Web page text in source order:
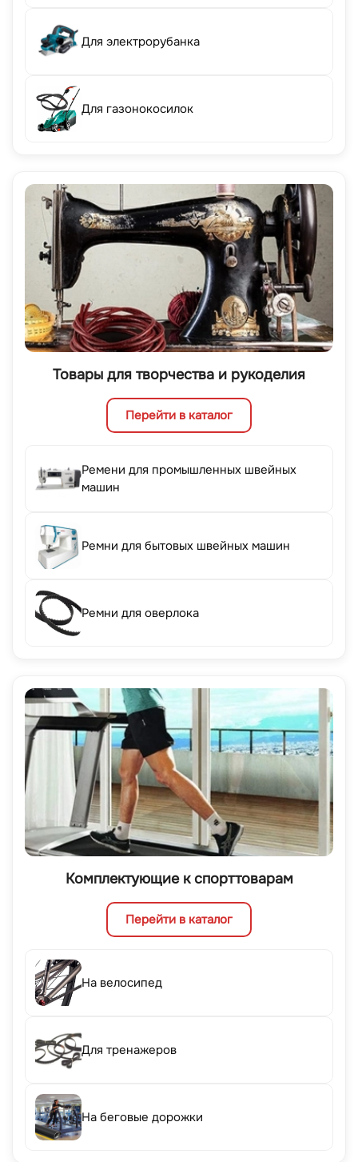
Для электрорубанка
Для газонокосилок
Товары для творчества и рукоделия
Перейти в каталог
Ремени для промышленных швейных
машин
Ремни для бытовых швейных машин
Ремни для оверлока
Комплектующие к спорттоварам
Перейти в каталог
На велосипед
Для тренажеров
На беговые дорожки